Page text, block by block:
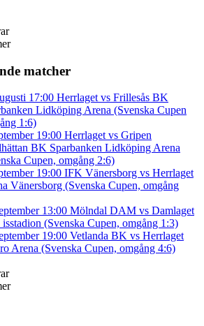
matcher
17:00 Herrlaget vs Frillesås BK
Lidköping Arena (Svenska Cupen
1:6)
19:00 Herrlaget vs Gripen
BK Sparbanken Lidköping Arena
Cupen, omgång 2:6)
19:00 IFK Vänersborg vs Herrlaget
Vänersborg (Svenska Cupen, omgång
13:00 Mölndal DAM vs Damlaget
(Svenska Cupen, omgång 1:3)
19:00 Vetlanda BK vs Herrlaget
Arena (Svenska Cupen, omgång 4:6)